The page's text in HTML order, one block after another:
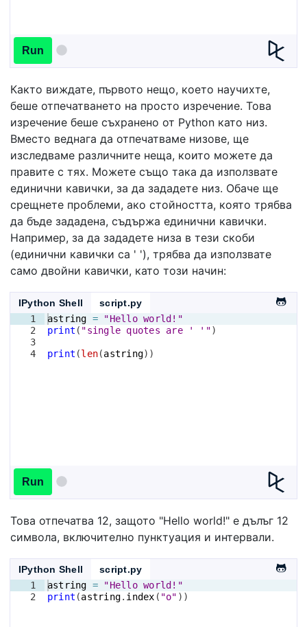
Run
Както виждате, първото нещо, което научихте,
беше отпечатването на просто изречение. Това
изречение беше съхранено от Python като низ.
Вместо веднага да отпечатваме низове, ще
изследваме различните неща, които можете да
правите с тях. Можете също така да използвате
единични кавички, за да зададете низ. Обаче ще
срещнете проблеми, ако стойността, която трябва
да бъде зададена, съдържа единични кавички.
Например, за да зададете низа в тези скоби
(единични кавички са ' '), трябва да използвате
само двойни кавички, като този начин:
IPython Shell
script.py
1
2
3
4
astring =
"Hello world!"
print ( "single quotes are ' '")
print (len(astring))
Run
Това отпечатва 12, защото "Hello world!" е дълъг 12
символа, включително пунктуация и интервали.
IPython Shell
script.py
1
2
astring =
"Hello world!"
print (astring. index ( "o" ))